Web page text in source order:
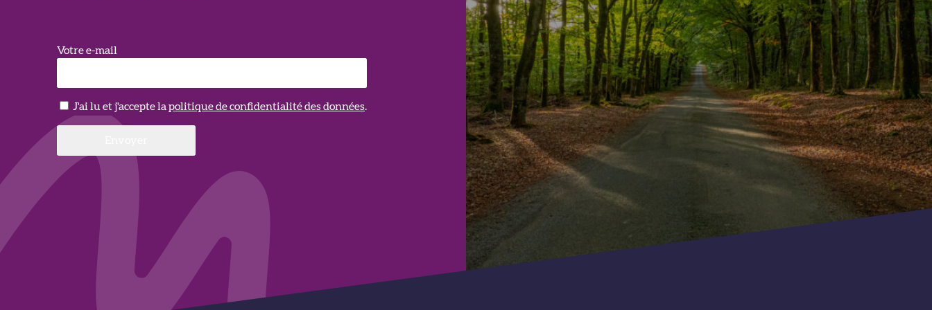
Votre e-mail
J'ai lu et j'accepte la politique de confidentialité des données.